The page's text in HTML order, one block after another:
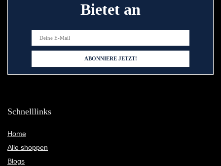
Bietet an
Schnelllinks
Home
Alle shoppen
Blogs